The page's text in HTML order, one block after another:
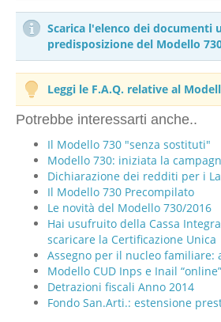
Scarica l'elenco dei documenti
predisposizione del Modello
Leggi le F.A.Q. relative al
Potrebbe interessarti anche..
Il Modello 730 "senza sostituti"
Modello 730: iniziata la
Dichiarazione dei redditi per i
Il Modello 730 Precompilato
Le novità del Modello 730/2016
Hai usufruito della Cassa
scaricare la Certificazione Unica
Assegno per il nucleo
Modello CUD Inps e Inail “online”
Detrazioni fiscali Anno 2014
Fondo San.Arti.: estensione